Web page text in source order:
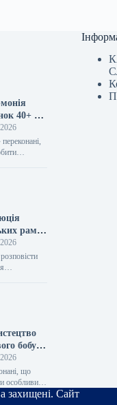
40+ від
ми
рамок
бобу
що
особливим,
захищені. Сайт